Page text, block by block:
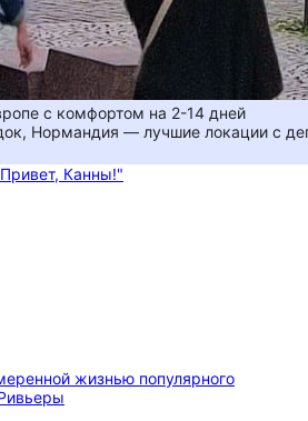
с комфортом на 2-14 дней
Нормандия — лучшие локации с
жизнью популярного